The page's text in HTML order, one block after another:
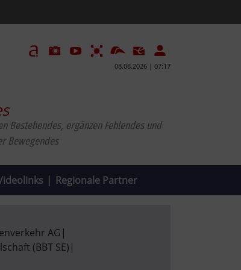
08.08.2026 | 07:17
Bestehendes, ergänzen Fehlendes und
Bewegendes
| Regionale Partner
AG |
(BBT SE) |